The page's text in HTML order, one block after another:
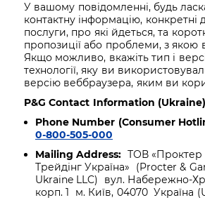
У вашому повідомленні, будь
контактну інформацію, конкретні
послуги, про які йдеться, та
пропозиції або проблеми, з якою
Якщо можливо, вкажіть тип і
технології, яку ви
версію веббраузера, яким ви
P&G Contact Information (Ukraine)
Phone Number (Consumer
0-800-505-000
Mailing Address: ТОВ «Проктер
Трейдінг Україна» (Procter &
Ukraine LLC) вул. Набережно-
корп. 1 м. Київ, 04070 Україна